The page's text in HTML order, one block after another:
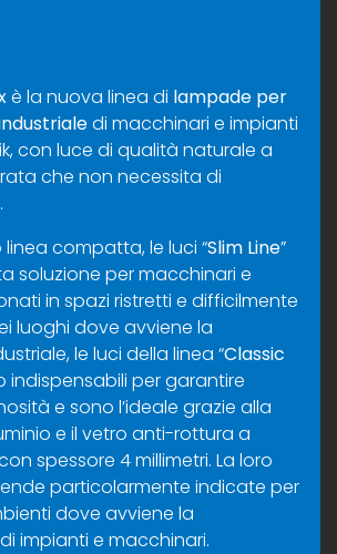
è la nuova linea di lampade per
di macchinari e impianti
con luce di qualità naturale a
che non necessita di
linea compatta, le luci “Slim Line”
soluzione per macchinari e
in spazi ristretti e difficilmente
luoghi dove avviene la
le luci della linea “Classic
indispensabili per garantire
e sono l’ideale grazie alla
e il vetro anti-rottura a
spessore 4 millimetri. La loro
particolarmente indicate per
dove avviene la
impianti e macchinari.